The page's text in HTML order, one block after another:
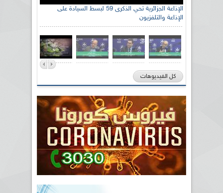
الإذاعة الجزائرية تحي الذكرى 59 لبسط السيادة على
الإذاعة والتلفزيون
كل الفيديوهات